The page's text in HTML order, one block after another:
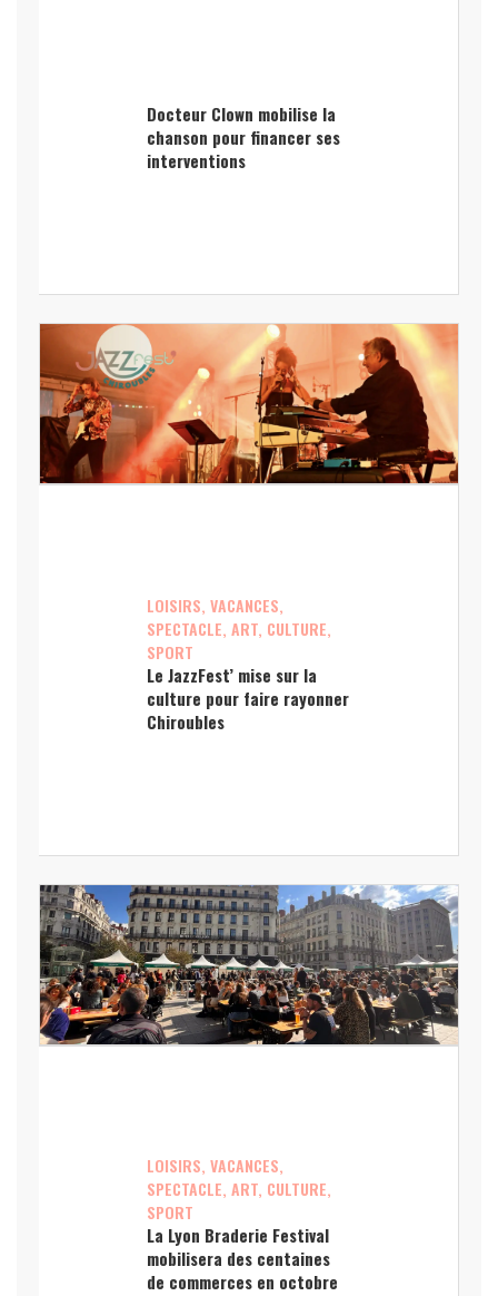
Docteur Clown mobilise la
chanson pour financer ses
interventions
LOISIRS, VACANCES,
SPECTACLE, ART, CULTURE,
SPORT
Le JazzFest’ mise sur la
culture pour faire rayonner
Chiroubles
LOISIRS, VACANCES,
SPECTACLE, ART, CULTURE,
SPORT
La Lyon Braderie Festival
mobilisera des centaines
de commerces en octobre